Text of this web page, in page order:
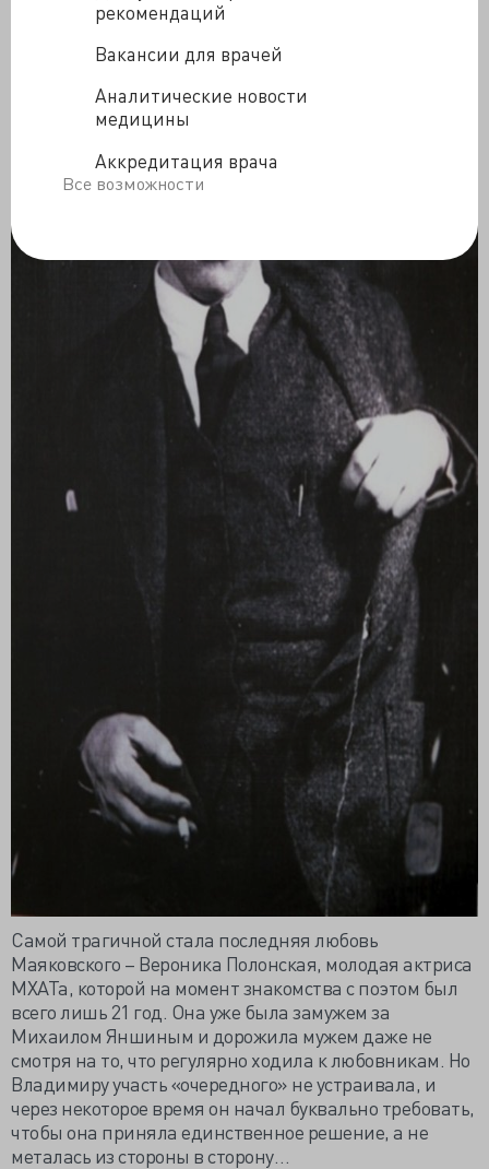
рекомендаций
Вакансии для врачей
Аналитические новости
медицины
Аккредитация врача
Все возможности
Самой трагичной стала последняя любовь
Маяковского – Вероника Полонская, молодая актриса
МХАТа, которой на момент знакомства с поэтом был
всего лишь 21 год. Она уже была замужем за
Михаилом Яншиным и дорожила мужем даже не
смотря на то, что регулярно ходила к любовникам. Но
Владимиру участь «очередного» не устраивала, и
через некоторое время он начал буквально требовать,
чтобы она приняла единственное решение, а не
металась из стороны в сторону…